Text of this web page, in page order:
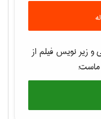
و زیر نویس فیلم از